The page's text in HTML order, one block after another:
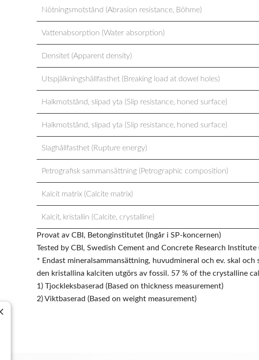
Nötningsmotstånd (Abrasion resistance, Böhme)
Vattenabsorption (Water absorption)
Densitet (Apparent density)
Utspjälkningshållfasthet (Breaking load at dowel holes)
Halkmotstånd, slipad yta (Slip resistance, honed surface)
Halkmotstånd, slipad yta (Slip resistance, honed surface)
Slaghållfasthet (Rupture energy)
Petrografisk sammansättning (Petrographic composition)
Kalcit matrix (Calcite matrix)
Kalcit, kristallin (Calcite, crystalline)
Provat av CBI, Betonginstitutet (Ingår i SP-koncernen)
Tested by CBI, Swedish Cement and Concrete Research
* Endast mineralsammansättning, huvudmineral och ev. skal
den kristallina kalciten utgörs av fossil. 57 % of the crystalline
1) Tjockleksbaserad (Based on thickness measurement)
2) Viktbaserad (Based on weight measurement)